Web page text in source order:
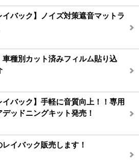
イバック】ノイズ対策遮音マットラ
車種別カット済みフィルム貼り込
イバック】手軽に音質向上！！専用
ッドニングキット発売！
イバック販売します！